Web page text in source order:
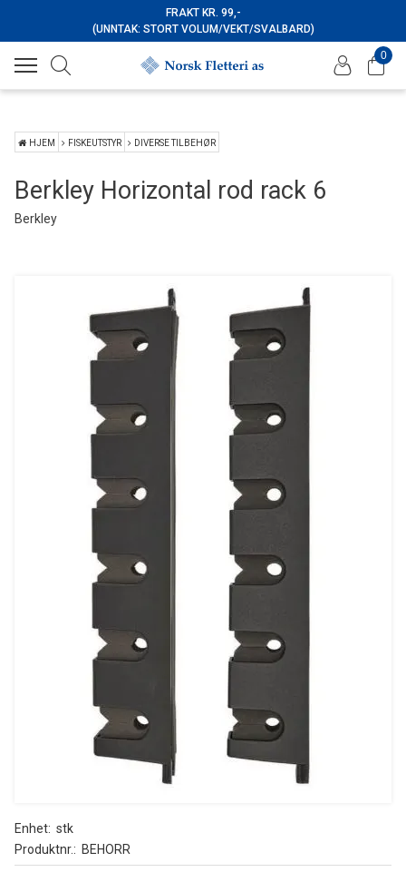
FRAKT KR. 99,-
(UNNTAK: STORT VOLUM/VEKT/SVALBARD)
0
HJEM FISKEUTSTYR DIVERSE TILBEHØR
Berkley Horizontal rod rack 6
Berkley
Enhet stk
Produktnr.
BEHORR